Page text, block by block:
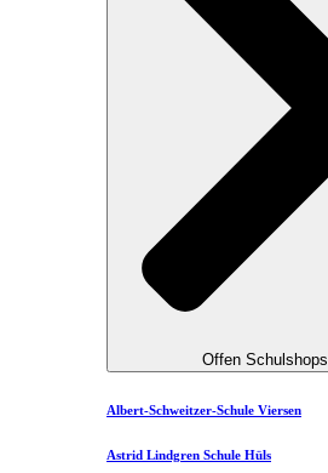
Offen Schulshops
Albert-Schweitzer-Schule Viersen
Astrid Lindgren Schule Hüls